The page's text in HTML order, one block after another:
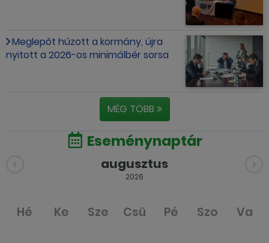
Meglepőt húzott a kormány, újra
nyitott a 2026-os minimálbér sorsa
MÉG TÖBB
Eseménynaptár
augusztus
2026
Hé Ke Sze Csü Pé Szo Va